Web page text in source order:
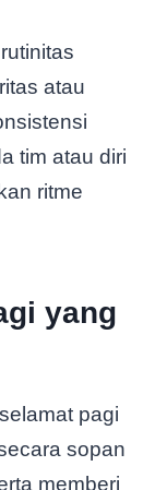
atau
tim atau diri
ritme
yang
pagi
sopan
memberi